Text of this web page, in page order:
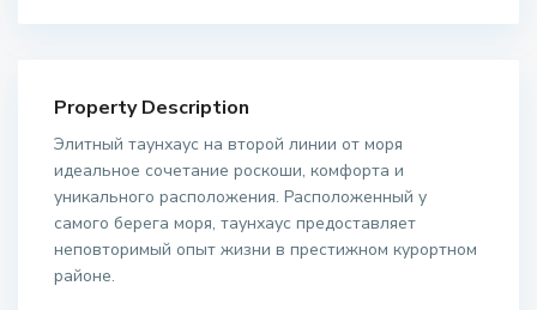
Property Description
Элитный таунхаус на второй линии от моря
идеальное сочетание роскоши, комфорта и
уникального расположения. Расположенный у
самого берега моря, таунхаус предоставляет
неповторимый опыт жизни в престижном курортном
районе.